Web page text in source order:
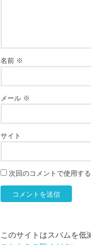
名前 ※
メール ※
サイト
次回のコメントで使用す
このサイトはスパムを低